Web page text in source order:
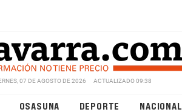
07 DE AGOSTO DE 2026 ACTUALIZADO 09:38
OSASUNA DEPORTE NACIONAL